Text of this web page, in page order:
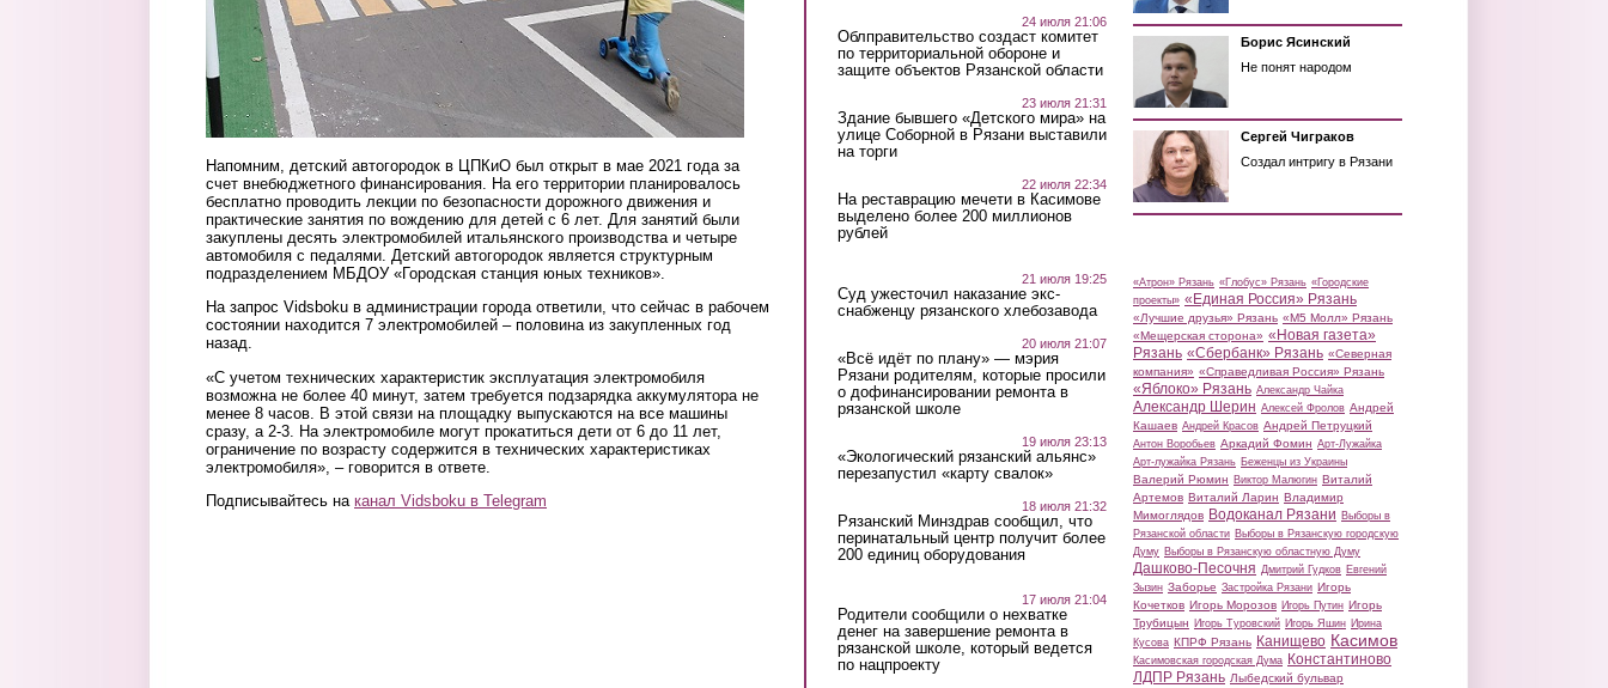
Напомним, детский автогородок в ЦПКиО был открыт в мае 2021 года за
счет внебюджетного финансирования. На его территории планировалось
бесплатно проводить лекции по безопасности дорожного движения и
практические занятия по вождению для детей с 6 лет. Для занятий были
закуплены десять электромобилей итальянского производства и четыре
автомобиля с педалями. Детский автогородок является структурным
подразделением МБДОУ «Городская станция юных техников».
На запрос Vidsboku в администрации города ответили, что сейчас в рабочем
состоянии находится 7 электромобилей – половина из закупленных год
назад.
«С учетом технических характеристик эксплуатация электромобиля
возможна не более 40 минут, затем требуется подзарядка аккумулятора не
менее 8 часов. В этой связи на площадку выпускаются на все машины
сразу, а 2-3. На электромобиле могут прокатиться дети от 6 до 11 лет,
ограничение по возрасту содержится в технических характеристиках
электромобиля», – говорится в ответе.
Подписывайтесь на канал Vidsboku в Telegram
24 июля 21:06
Облправительство создаст комитет
по территориальной обороне и
защите объектов Рязанской области
23 июля 21:31
Здание бывшего «Детского мира» на
улице Соборной в Рязани выставили
на торги
22 июля 22:34
На реставрацию мечети в Касимове
выделено более 200 миллионов
рублей
21 июля 19:25
Суд ужесточил наказание экс-
снабженцу рязанского хлебозавода
20 июля 21:07
«Всё идёт по плану» — мэрия
Рязани родителям, которые просили
о дофинансировании ремонта в
рязанской школе
19 июля 23:13
«Экологический рязанский альянс»
перезапустил «карту свалок»
18 июля 21:32
Рязанский Минздрав сообщил, что
перинатальный центр получит более
200 единиц оборудования
17 июля 21:04
Родители сообщили о нехватке
денег на завершение ремонта в
рязанской школе, который ведется
по нацпроекту
Борис Ясинский
Не понят народом
Сергей Чиграков
Создал интригу в Рязани
«Атрон» Рязань «Глобус» Рязань «Городские
проекты» «Единая Россия» Рязань
«Лучшие друзья» Рязань «М5 Молл» Рязань
«Мещерская сторона» «Новая газета»
Рязань «Сбербанк» Рязань «Северная
компания» «Справедливая Россия» Рязань
«Яблоко» Рязань Александр Чайка
Александр Шерин Алексей Фролов Андрей
Кашаев Андрей Красов Андрей Петруцкий
Антон Воробьев Аркадий Фомин Арт-Лужайка
Арт-лужайка Рязань Беженцы из Украины
Валерий Рюмин Виктор Малюгин Виталий
Артемов Виталий Ларин Владимир
Мимоглядов Водоканал Рязани Выборы в
Рязанской области Выборы в Рязанскую городскую
Думу Выборы в Рязанскую областную Думу
Дашково-Песочня Дмитрий Гудков Евгений
Зызин Заборье Застройка Рязани Игорь
Кочетков Игорь Морозов Игорь Путин Игорь
Трубицын Игорь Туровский Игорь Яшин Ирина
Кусова КПРФ Рязань Канищево Касимов
Касимовская городская Дума Константиново
ЛДПР Рязань Лыбедский бульвар